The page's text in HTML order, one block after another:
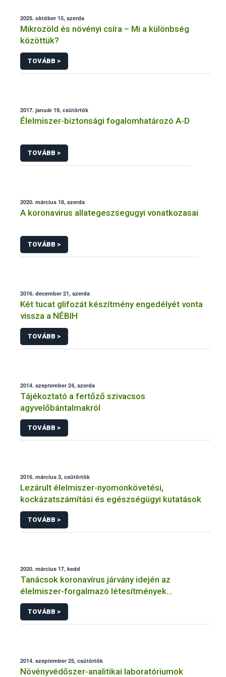
2025. október 15, szerda
Mikrozöld és növényi csíra – Mi a különbség
közöttük?
TOVÁBB >
2017. január 19, csütörtök
Élelmiszer-biztonsági fogalomhatározó A-D
TOVÁBB >
2020. március 18, szerda
A koronavirus allategeszsegugyi vonatkozasai
TOVÁBB >
2016. december 21, szerda
Két tucat glifozát készítmény engedélyét vonta
vissza a NÉBIH
TOVÁBB >
2014. szeptember 24, szerda
Tájékoztató a fertőző szivacsos
agyvelőbántalmakról
TOVÁBB >
2016. március 3, csütörtök
Lezárult élelmiszer-nyomonkövetési,
kockázatszámítási és egészségügyi kutatások
TOVÁBB >
2020. március 17, kedd
Tanácsok koronavírus járvány idején az
élelmiszer-forgalmazó létesítmények
üzemeltetőinek
TOVÁBB >
2014. szeptember 25, csütörtök
Növényvédőszer-analitikai laboratóriumok